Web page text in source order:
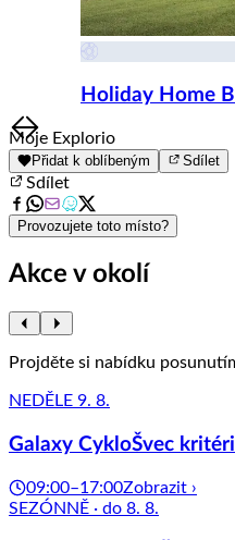
Holiday Home
Item
1
of
8
Moje Explorio
Přidat k oblíbeným Sdílet
Sdílet
Provozujete toto místo?
Akce v okolí
Projděte si nabídku
NEDĚLE 9. 8.
Galaxy CykloŠvec
09:00–17:00Zobrazit ›
SEZÓNNĚ · do 8. 8.